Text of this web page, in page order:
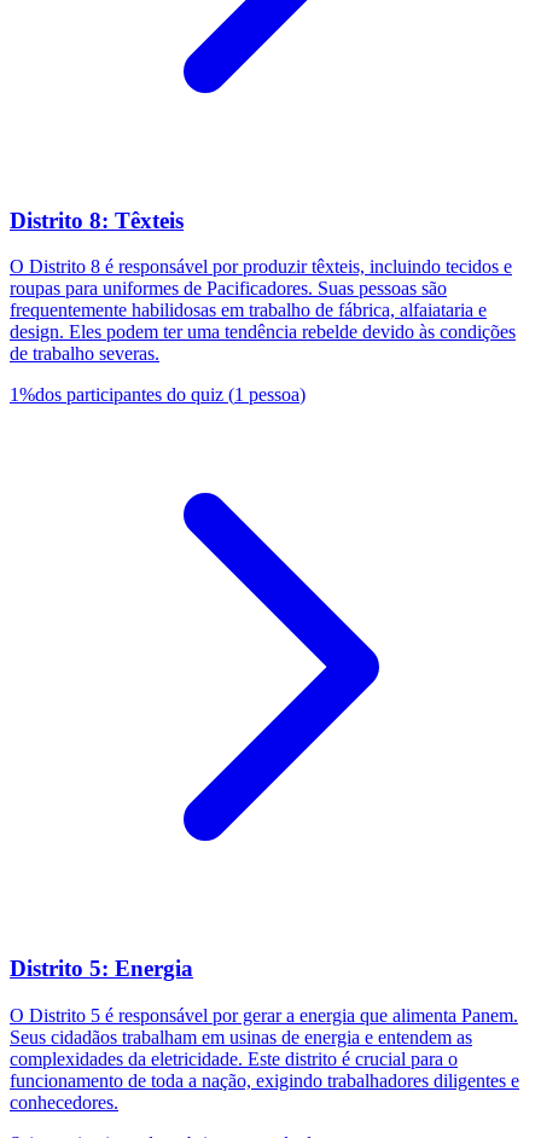
Distrito 8: Têxteis
O Distrito 8 é responsável por produzir têxteis, incluindo tecidos e
roupas para uniformes de Pacificadores. Suas pessoas são
frequentemente habilidosas em trabalho de fábrica, alfaiataria e
design. Eles podem ter uma tendência rebelde devido às condições
de trabalho severas.
1%dos participantes do quiz (1 pessoa)
Distrito 5: Energia
O Distrito 5 é responsável por gerar a energia que alimenta Panem.
Seus cidadãos trabalham em usinas de energia e entendem as
complexidades da eletricidade. Este distrito é crucial para o
funcionamento de toda a nação, exigindo trabalhadores diligentes e
conhecedores.